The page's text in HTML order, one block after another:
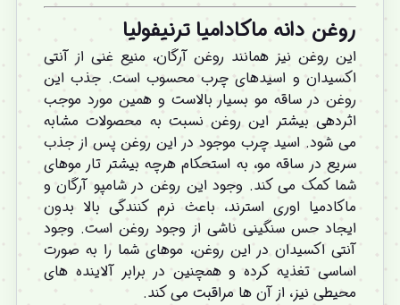
روغن دانه ماکادامیا ترنیفولیا
این روغن نیز همانند روغن آرگان، منیع غنی از آنتی
اکسیدان و اسیدهای چرب محسوب است. جذب این
روغن در ساقه مو بسیار بالاست و همین مورد موجب
اثردهی بیشتر این روغن نسبت به محصولات مشابه
می شود. اسید چرب موجود در این روغن پس از جذب
سریع در ساقه مو، به استحکام هرچه بیشتر تار موهای
شما کمک می کند. وجود این روغن در شامپو آرگان و
ماکادمیا اوری استرند، باعث نرم کنندگی بالا بدون
ایجاد حس سنگینی ناشی از وجود روغن است. وجود
آنتی اکسیدان در این روغن، موهای شما را به صورت
اساسی تغذیه کرده و همچنین در برابر آلاینده های
محیطی نیز، از آن ها مراقبت می کند.